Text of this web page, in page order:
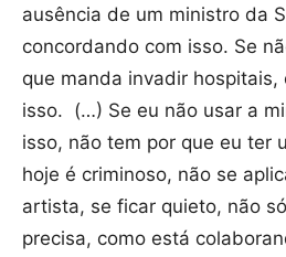
ausência de um ministro da
concordando com isso. Se
que manda invadir hospitais,
isso. (…) Se eu não usar a
isso, não tem por que eu ter
hoje é criminoso, não se
artista, se ficar quieto, não
precisa, como está